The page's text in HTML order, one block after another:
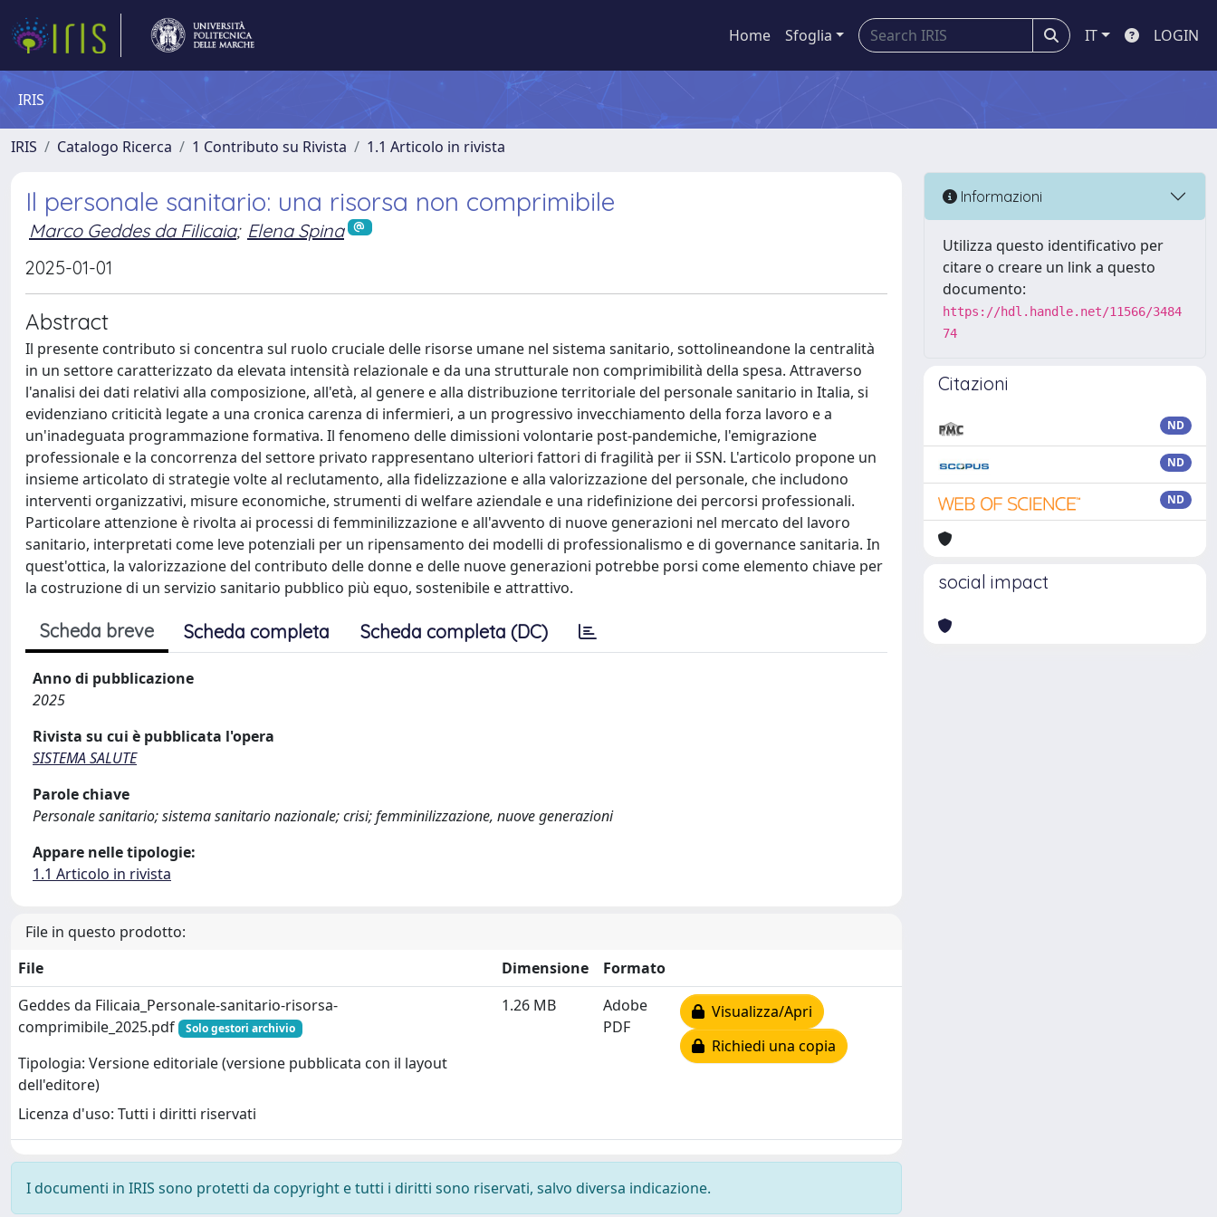
Home Sfoglia IT LOGIN
IRIS
IRIS Catalogo Ricerca 1 Contributo su Rivista 1.1 Articolo in rivista
Il personale sanitario: una risorsa non comprimibile
Marco Geddes da Filicaia; Elena Spina
2025-01-01
Abstract
Il presente contributo si concentra sul ruolo cruciale delle risorse umane nel sistema sanitario, sottolineandone la centralità
in un settore caratterizzato da elevata intensità relazionale e da una strutturale non comprimibilità della spesa. Attraverso
l'analisi dei dati relativi alla composizione, all'età, al genere e alla distribuzione territoriale del personale sanitario in Italia, si
evidenziano criticità legate a una cronica carenza di infermieri, a un progressivo invecchiamento della forza lavoro e a
un'inadeguata programmazione formativa. Il fenomeno delle dimissioni volontarie post-pandemiche, l'emigrazione
professionale e la concorrenza del settore privato rappresentano ulteriori fattori di fragilità per ii SSN. L'articolo propоne un
insieme articolato di strategie volte al reclutamento, alla fidelizzazione e alla valorizzazione del personale, che includono
interventi organizzativi, misure economiche, strumenti di welfare aziendale e una ridefinizione dei percorsi professionali.
Particolare attenzione è rivolta ai processi di femminilizzazione e all'avvento di nuove generazioni nel mercato del lavoro
sanitario, interpretati come leve potenziali per un ripensamento dei modelli di professionalismo e di governance sanitaria. In
quest'ottica, la valorizzazione del contributo delle donne e delle nuove generazioni potrebbe porsi come elemento chiave per
la costruzione di un servizio sanitario pubblico più equo, sostenibile e attrattivo.
Scheda breve Scheda completa Scheda completa (DC)
Anno di pubblicazione
2025
Rivista su cui è pubblicata l'opera
SISTEMA SALUTE
Parole chiave
Personale sanitario; sistema sanitario nazionale; crisi; femminilizzazione, nuove generazioni
Appare nelle tipologie:
1.1 Articolo in rivista
File in questo prodotto:
File
Dimensione
Formato
Geddes da Filicaia_Personale-sanitario-risorsa-
comprimibile_2025.pdf
Solo gestori archivio
Tipologia: Versione editoriale (versione pubblicata con il layout
dell'editore)
Licenza d'uso: Tutti i diritti riservati
1.26 MB
Adobe
PDF
Visualizza/Apri
Richiedi una copia
I documenti in IRIS sono protetti da copyright e tutti i diritti sono riservati, salvo diversa indicazione.
Informazioni
Utilizza questo identificativo per
citare o creare un link a questo
documento:
https://hdl.handle.net/11566/3484
74
Citazioni
ND
ND
ND
social impact